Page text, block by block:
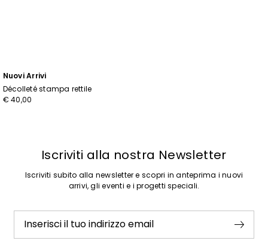
Nuovi Arrivi
Décolleté stampa rettile
€ 40,00
Iscriviti alla nostra Newsletter
Iscriviti subito alla newsletter e scopri in anteprima i nuovi
arrivi, gli eventi e i progetti speciali.
Inserisci il tuo indirizzo email